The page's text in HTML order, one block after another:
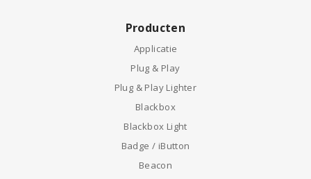
Producten
Applicatie
Plug & Play
Plug & Play Lighter
Blackbox
Blackbox Light
Badge / iButton
Beacon